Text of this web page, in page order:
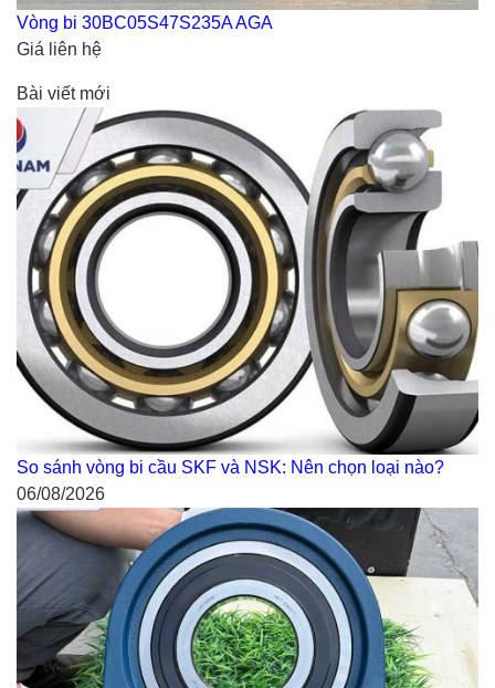
Vòng bi 30BC05S47S235A AGA
Giá liên hệ
Bài viết mới
So sánh vòng bi cầu SKF và NSK: Nên chọn loại nào?
06/08/2026